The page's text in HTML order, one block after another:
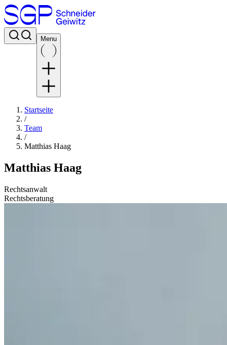
Menu
Startseite
/
Team
/
Matthias Haag
Matthias Haag
Rechtsanwalt
Rechtsberatung